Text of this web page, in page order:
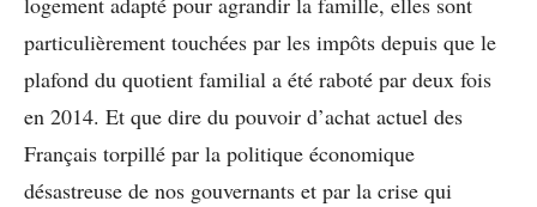
particulièrement touchées par les impôts depuis que le
plafond du quotient familial a été raboté par deux fois
en 2014. Et que dire du pouvoir d’achat actuel des
Français torpillé par la politique économique
désastreuse de nos gouvernants et par la crise qui